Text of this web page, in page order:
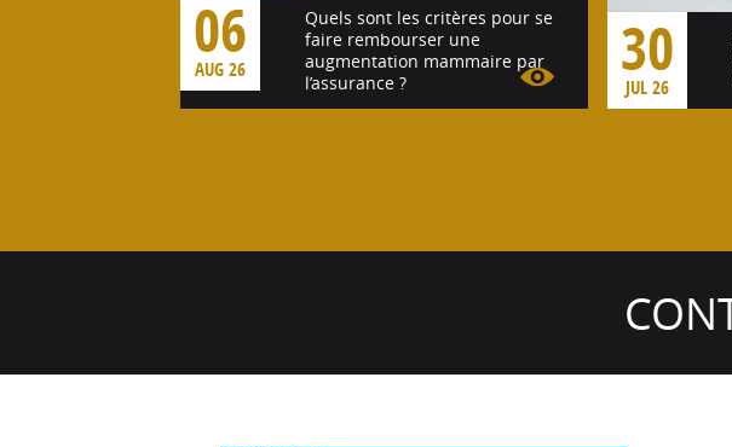
06
AUG 26
Quels sont les critères pour se
faire rembourser une
augmentation mammaire par
l’assurance ?
30
JUL 26